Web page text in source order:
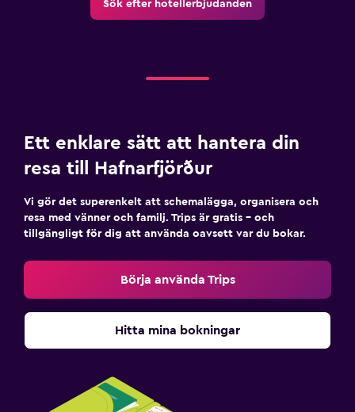
Sök efter hotellerbjudanden
Ett enklare sätt att hantera din
resa till Hafnarfjörður
Vi gör det superenkelt att schemalägga, organisera och
resa med vänner och familj. Trips är gratis – och
tillgängligt för dig att använda oavsett var du bokar.
Börja använda Trips
Hitta mina bokningar